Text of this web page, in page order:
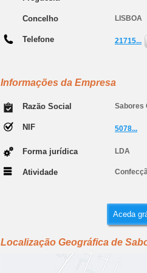
Concelho LISBOA
Telefone 21715...
Informações da Empresa
Razão Social Sabores
NIF 5078...
Forma jurídica LDA
Atividade
Aceda
Localização Geográfica de